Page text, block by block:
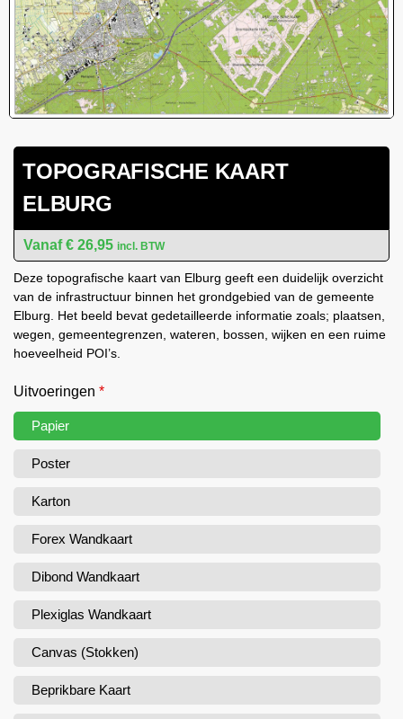
TOPOGRAFISCHE KAART
ELBURG
€ 26,95 incl. BTW
Deze topografische kaart van Elburg geeft een duidelijk overzicht
van de infrastructuur binnen het grondgebied van de gemeente
Elburg. Het beeld bevat gedetailleerde informatie zoals; plaatsen,
wegen, gemeentegrenzen, wateren, bossen, wijken en een ruime
hoeveelheid POI’s.
Uitvoeringen *
Papier
Poster
Karton
Forex Wandkaart
Dibond Wandkaart
Plexiglas Wandkaart
Canvas (Stokken)
Beprikbare Kaart